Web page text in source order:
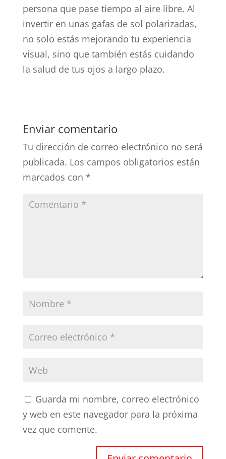
persona que pase tiempo al aire libre. Al
invertir en unas gafas de sol polarizadas,
no solo estás mejorando tu experiencia
visual, sino que también estás cuidando
la salud de tus ojos a largo plazo.
Enviar comentario
Tu dirección de correo electrónico no será
publicada. Los campos obligatorios están
marcados con *
Guarda mi nombre, correo electrónico
y web en este navegador para la próxima
vez que comente.